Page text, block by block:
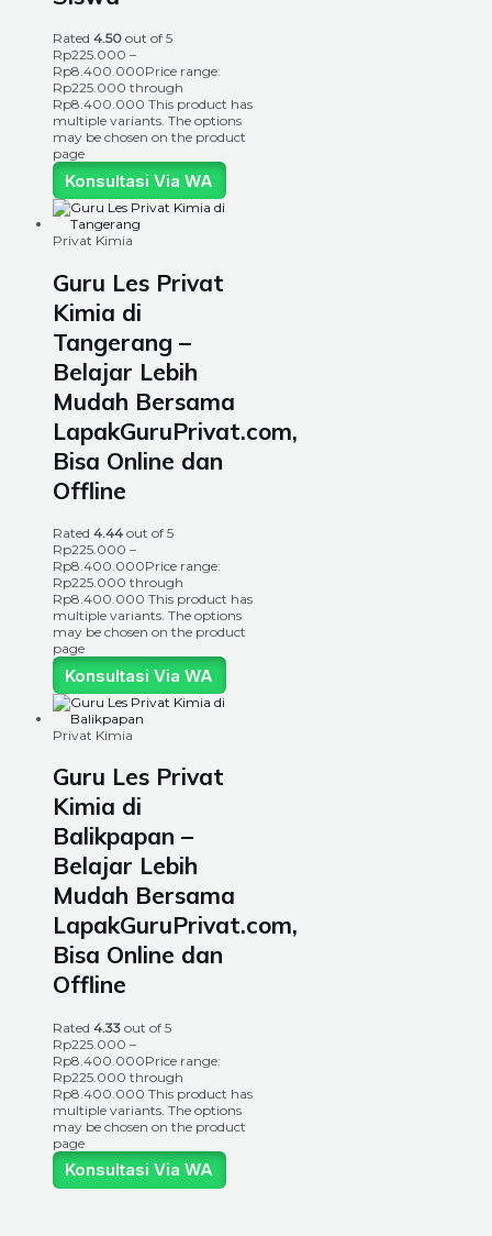
Rated 4.50 out of 5
Rp225.000 –
Rp8.400.000Price range:
Rp225.000 through
Rp8.400.000 This product has
multiple variants. The options
may be chosen on the product
page
Konsultasi Via WA
Privat Kimia
Guru Les Privat
Kimia di
Tangerang –
Belajar Lebih
Mudah Bersama
LapakGuruPrivat.com,
Bisa Online dan
Offline
Rated 4.44 out of 5
Rp225.000 –
Rp8.400.000Price range:
Rp225.000 through
Rp8.400.000 This product has
multiple variants. The options
may be chosen on the product
page
Konsultasi Via WA
Privat Kimia
Guru Les Privat
Kimia di
Balikpapan –
Belajar Lebih
Mudah Bersama
LapakGuruPrivat.com,
Bisa Online dan
Offline
Rated 4.33 out of 5
Rp225.000 –
Rp8.400.000Price range:
Rp225.000 through
Rp8.400.000 This product has
multiple variants. The options
may be chosen on the product
page
Konsultasi Via WA